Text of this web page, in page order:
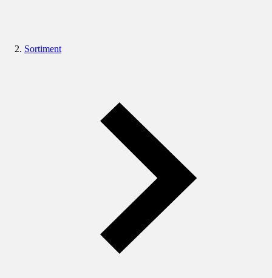
Sortiment